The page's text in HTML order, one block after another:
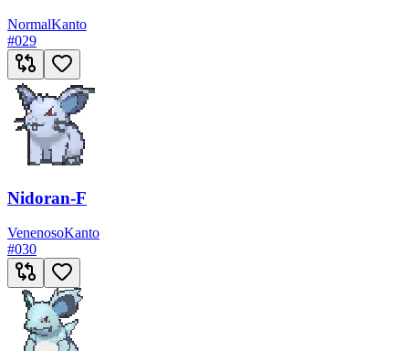
NormalKanto
#029
Nidoran-F
VenenosoKanto
#030